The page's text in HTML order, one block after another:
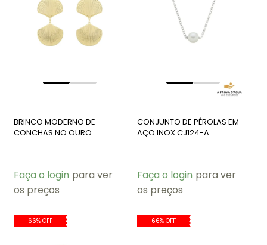
BRINCO MODERNO DE
CONCHAS NO OURO
Faça o login para ver
os preços
CONJUNTO DE PÉROLAS EM
AÇO INOX CJ124-A
Faça o login para ver
os preços
66% OFF 66% OFF